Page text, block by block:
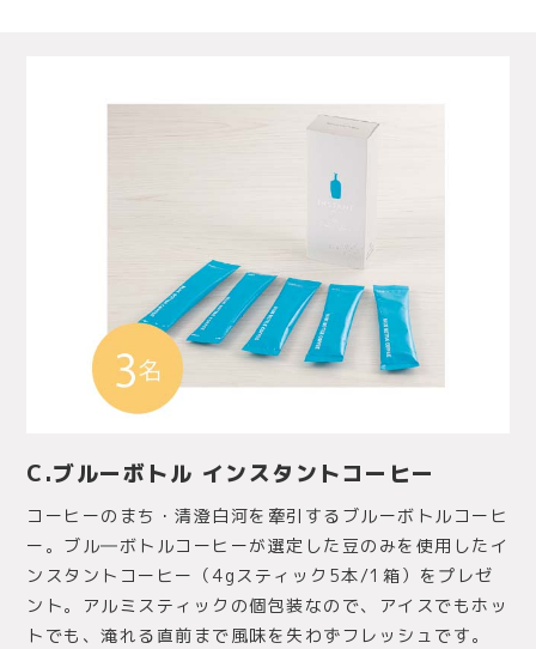
C.ブルーボトル インスタントコーヒー
コーヒーのまち・清澄白河を牽引するブルーボトルコーヒ
ー。ブル―ボトルコーヒーが選定した豆のみを使用したイ
ンスタントコーヒー（4gスティック5本/1箱）をプレゼ
ント。アルミスティックの個包装なので、アイスでもホッ
トでも、淹れる直前まで風味を失わずフレッシュです。